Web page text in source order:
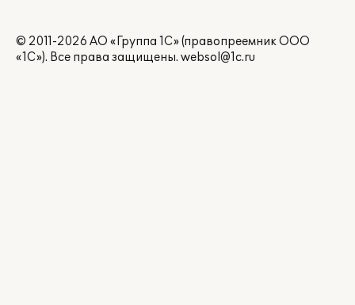
© 2011-2026 АО «Группа 1С» (правопреемник ООО
«1С»). Все права защищены. websol@1c.ru